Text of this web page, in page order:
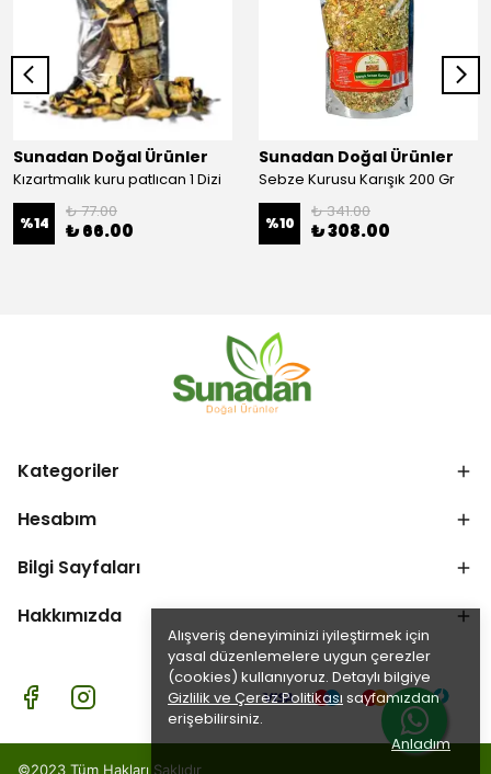
Alışveriş deneyiminizi iyileştirmek için
yasal düzenlemelere uygun çerezler
(cookies) kullanıyoruz. Detaylı bilgiye
Gizlilik ve Çerez Politikası sayfamızdan
erişebilirsiniz.
Anladım
Sunadan Doğal Ürünler
Kızartmalık kuru patlıcan 1 Dizi
%14
₺ 77.00
₺ 66.00
Sunadan Doğal Ürünler
Sebze Kurusu Karışık 200 Gr
%10
₺ 341.00
₺ 308.00
Kategoriler
Hesabım
Bilgi Sayfaları
Hakkımızda
©2023 Tüm Hakları Saklıdır